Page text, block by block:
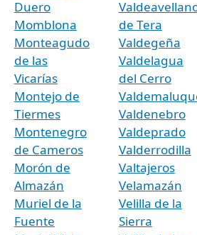
Duero
Momblona
Monteagudo
de las
Vicarías
Montejo de
Tiermes
Montenegro
de Cameros
Morón de
Almazán
Muriel de la
Fuente
de Tera
Valdegeña
Valdelagua
del Cerro
Valdenebro
Valdeprado
Valderrodilla
Valtajeros
Velamazán
Velilla de la
Sierra